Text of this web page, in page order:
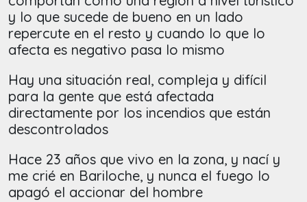
y lo que sucede de bueno en un lado
repercute en el resto y cuando lo que lo
afecta es negativo pasa lo mismo
Hay una situación real, compleja y difícil
para la gente que está afectada
directamente por los incendios que están
descontrolados
Hace 23 años que vivo en la zona, y nací y
me crié en Bariloche, y nunca el fuego lo
apagó el accionar del hombre